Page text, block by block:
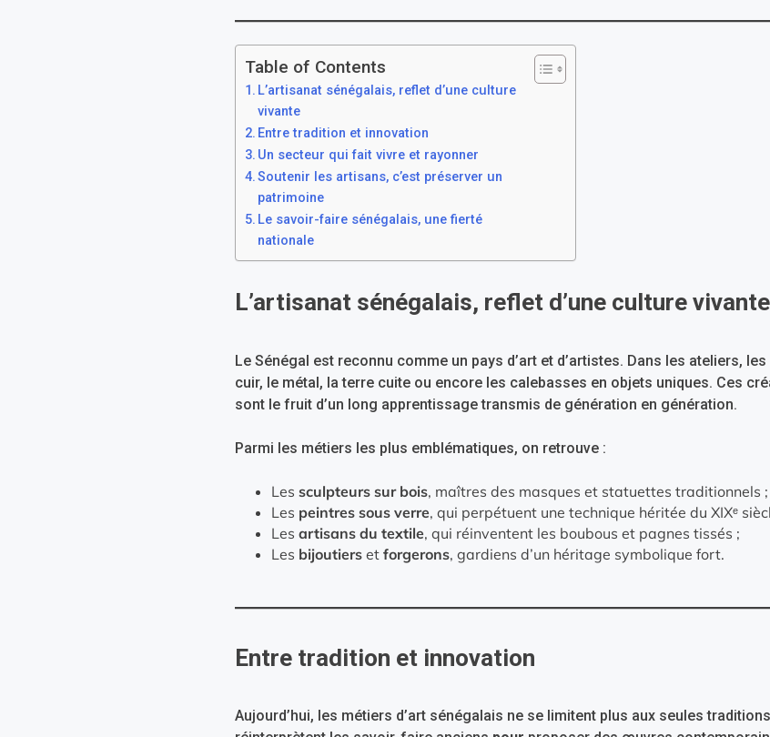
Table of Contents
L’artisanat sénégalais, reflet d’une culture
vivante
Entre tradition et innovation
Un secteur qui fait vivre et rayonner
Soutenir les artisans, c’est préserver un
patrimoine
Le savoir-faire sénégalais, une fierté
nationale
L’artisanat sénégalais, reflet d’une culture vivante
Le Sénégal est reconnu comme un pays d’art et d’artistes. Dans les ateliers,
cuir, le métal, la terre cuite ou encore les calebasses en objets uniques. Ces
sont le fruit d’un long apprentissage transmis de génération en génération.
Parmi les métiers les plus emblématiques, on retrouve :
Les sculpteurs sur bois, maîtres des masques et statuettes traditionnels ;
Les peintres sous verre, qui perpétuent une technique héritée du XIXᵉ
Les artisans du textile, qui réinventent les boubous et pagnes tissés ;
Les bijoutierset forgerons, gardiens d’un héritage symbolique fort.
Entre tradition et innovation
Aujourd’hui, les métiers d’art sénégalais ne se limitent plus aux seules